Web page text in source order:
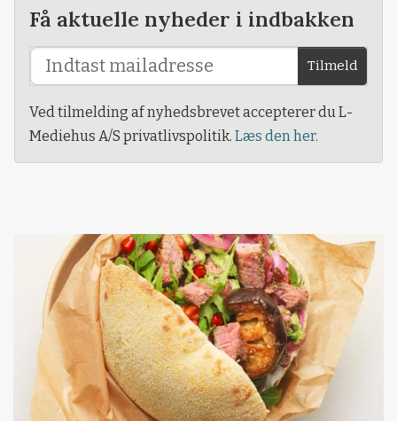
Få aktuelle nyheder i indbakken
Tilmeld
Ved tilmelding af nyhedsbrevet accepterer du L-
Mediehus A/S privatlivspolitik. Læs den her.